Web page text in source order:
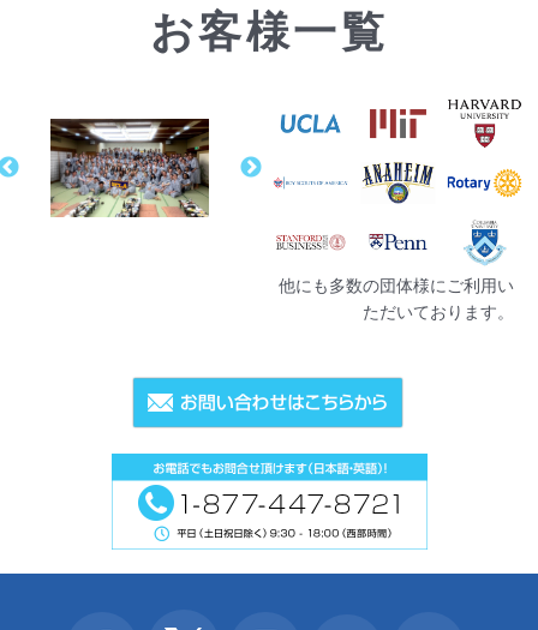
お客様一覧
他にも多数の団体様にご利用い
ただいております。